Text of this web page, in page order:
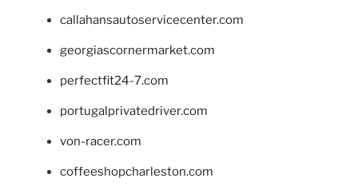
callahansautoservicecenter.com
georgiascornermarket.com
perfectfit24-7.com
portugalprivatedriver.com
von-racer.com
coffeeshopcharleston.com